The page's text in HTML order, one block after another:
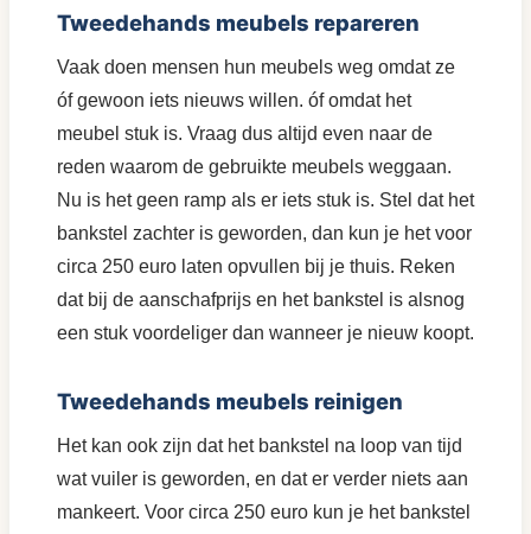
Tweedehands meubels repareren
Vaak doen mensen hun meubels weg omdat ze
óf gewoon iets nieuws willen. óf omdat het
meubel stuk is. Vraag dus altijd even naar de
reden waarom de gebruikte meubels weggaan.
Nu is het geen ramp als er iets stuk is. Stel dat het
bankstel zachter is geworden, dan kun je het voor
circa 250 euro laten opvullen bij je thuis. Reken
dat bij de aanschafprijs en het bankstel is alsnog
een stuk voordeliger dan wanneer je nieuw koopt.
Tweedehands meubels reinigen
Het kan ook zijn dat het bankstel na loop van tijd
wat vuiler is geworden, en dat er verder niets aan
mankeert. Voor circa 250 euro kun je het bankstel